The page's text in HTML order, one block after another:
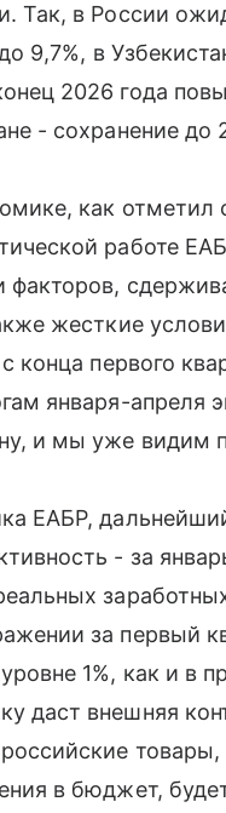
Так, в России
9,7%, в
2026 года
- сохранение до
как отметил
работе
факторов,
жесткие
конца первого
января-апреля
и мы уже видим
ЕАБР,
- за
за первый
1%, как и в
даст внешняя
в бюджет,